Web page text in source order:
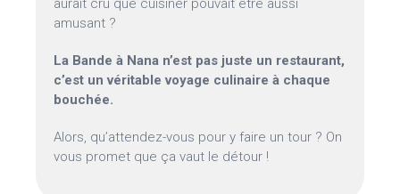
aurait cru que cuisiner pouvait être aussi
amusant ?
La Bande à Nana n’est pas juste un restaurant,
c’est un véritable voyage culinaire à chaque
bouchée.
Alors, qu’attendez-vous pour y faire un tour ? On
vous promet que ça vaut le détour !